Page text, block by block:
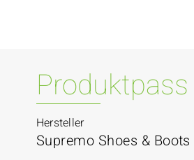
Produktpass
Hersteller
Supremo Shoes &